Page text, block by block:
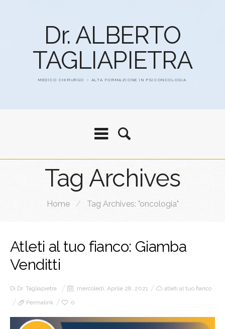
Dr. ALBERTO
TAGLIAPIETRA
MEDICO CHIRURGO – ALTA FORMAZIONE IN PSICONCOLOGIA
Tag Archives
Home / Tag Archives: "oncologia"
Atleti al tuo fianco: Giamba
Venditti
Di Dr. Tagliapietra mercoledì, Aprile 28, 2021
atleti al tuo fianco
Permalink
0